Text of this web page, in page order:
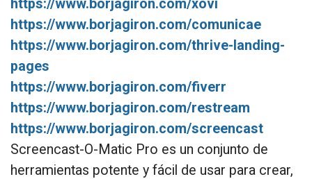
https://www.borjagiron.com/xovi
https://www.borjagiron.com/comunicae
https://www.borjagiron.com/thrive-landing-
pages
https://www.borjagiron.com/fiverr
https://www.borjagiron.com/restream
https://www.borjagiron.com/screencast
Screencast-O-Matic Pro es un conjunto de
herramientas potente y fácil de usar para crear,